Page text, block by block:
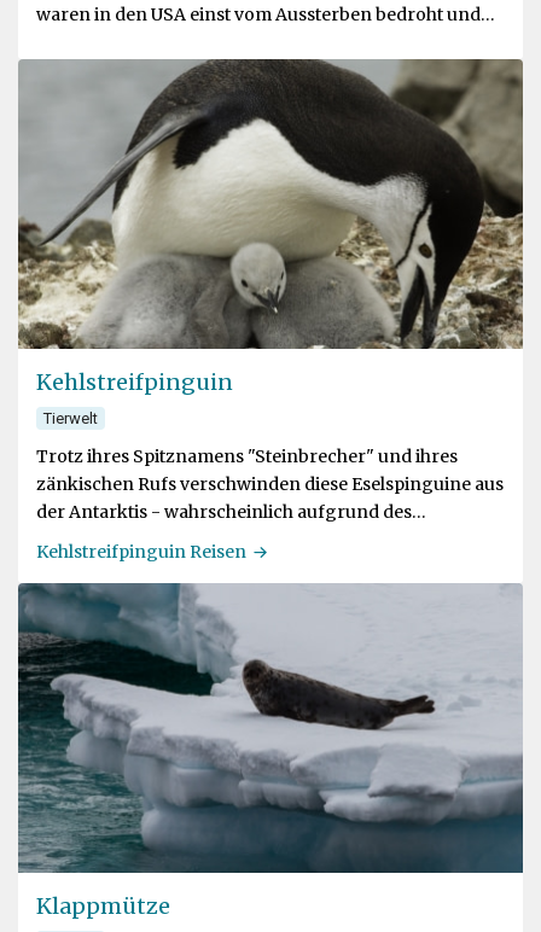
waren in den USA einst vom Aussterben bedroht und
Kehlstreifpinguin
Tierwelt
Trotz ihres Spitznamens "Steinbrecher" und ihres
zänkischen Rufs verschwinden diese Eselspinguine aus
der Antarktis - wahrscheinlich aufgrund des
Klimawandels
Kehlstreifpinguin Reisen
Klappmütze